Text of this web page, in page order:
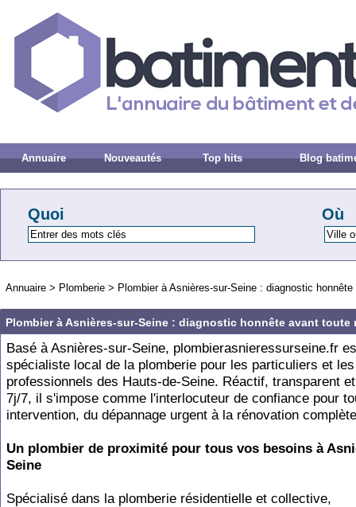
Annuaire Nouveautés Top hits Blog
Quoi Où
Annuaire > Plomberie > Plombier à Asnières-sur-Seine : diagnostic
Plombier à Asnières-sur-Seine : diagnostic honnête avant toute
Basé à Asnières-sur-Seine, plombierasnieressurseine.fr
spécialiste local de la plomberie pour les particuliers et les
professionnels des Hauts-de-Seine. Réactif, transparent
7j/7, il s'impose comme l'interlocuteur de confiance pour
intervention, du dépannage urgent à la rénovation
Un plombier de proximité pour tous vos besoins à
Seine
Spécialisé dans la plomberie résidentielle et collective,